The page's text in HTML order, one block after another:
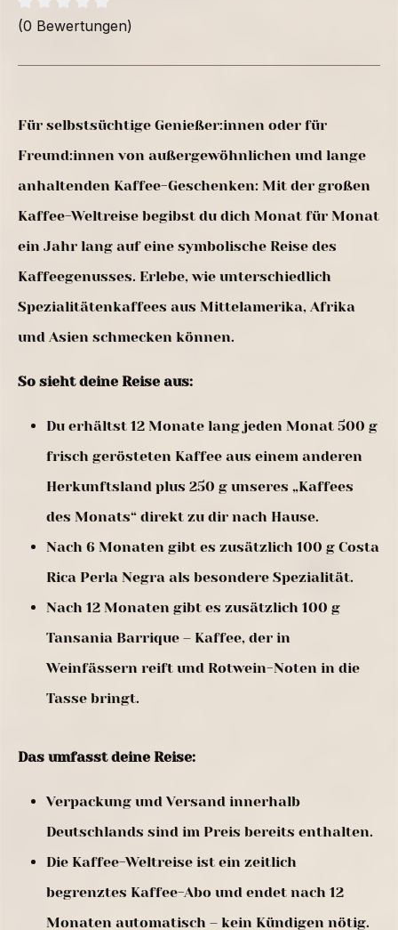
(0 Bewertungen)
Für selbstsüchtige Genießer:innen oder für
Freund:innen von außergewöhnlichen und lange
anhaltenden Kaffee-Geschenken: Mit der großen
Kaffee-Weltreise begibst du dich Monat für Monat
ein Jahr lang auf eine symbolische Reise des
Kaffeegenusses. Erlebe, wie unterschiedlich
Spezialitätenkaffees aus Mittelamerika, Afrika
und Asien schmecken können.
So sieht deine Reise aus:
Du erhältst 12 Monate lang jeden Monat 500 g
frisch gerösteten Kaffee aus einem anderen
Herkunftsland plus 250 g unseres „Kaffees
des Monats“ direkt zu dir nach Hause.
Nach 6 Monaten gibt es zusätzlich 100 g Costa
Rica Perla Negra als besondere Spezialität.
Nach 12 Monaten gibt es zusätzlich 100 g
Tansania Barrique – Kaffee, der in
Weinfässern reift und Rotwein-Noten in die
Tasse bringt.
Das umfasst deine Reise:
Verpackung und Versand innerhalb
Deutschlands sind im Preis bereits enthalten.
Die Kaffee-Weltreise ist ein zeitlich
begrenztes Kaffee-Abo und endet nach 12
Monaten automatisch – kein Kündigen nötig.